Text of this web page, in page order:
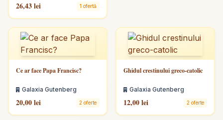
26,43 lei 1 ofertă
Ce ar face Papa Francisc?
Galaxia Gutenberg
20,00 lei 2 oferte
Ghidul crestinului greco-catolic
Galaxia Gutenberg
12,00 lei 2 oferte